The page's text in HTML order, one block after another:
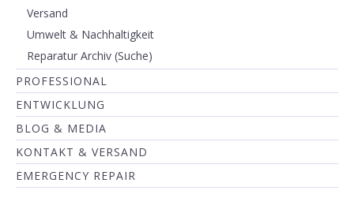
Versand
Umwelt & Nachhaltigkeit
Reparatur Archiv (Suche)
PROFESSIONAL
ENTWICKLUNG
BLOG & MEDIA
KONTAKT & VERSAND
EMERGENCY REPAIR